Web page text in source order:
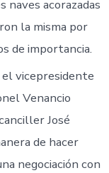
naves acorazadas
la misma por
de importancia.
vicepresidente
Venancio
José
de hacer
negociación con